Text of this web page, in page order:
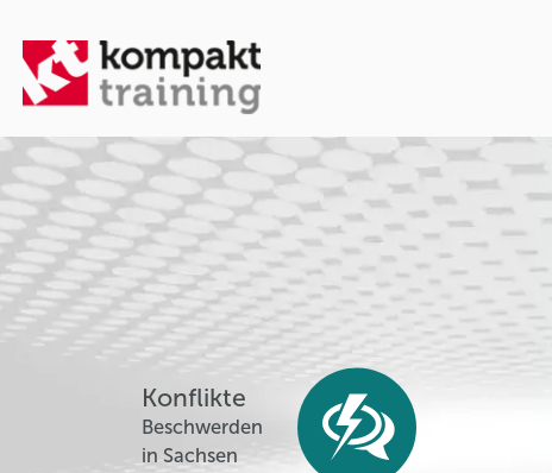
Konflikte
Beschwerden
in Sachsen